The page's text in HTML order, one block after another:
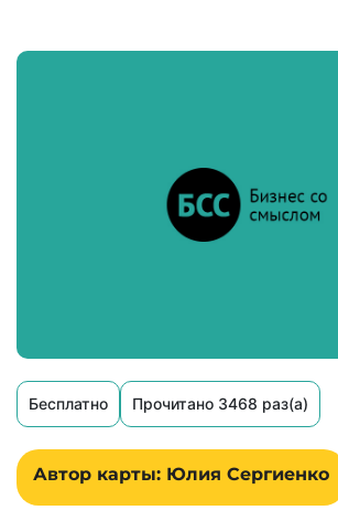
Бесплатно Прочитано 3468 раз(а)
Автор карты: Юлия Сергиенко